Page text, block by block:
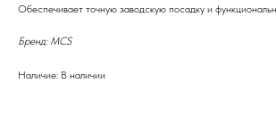
Обеспечивает точную заводскую посадку и
Бренд: MCS
Наличие: В наличии